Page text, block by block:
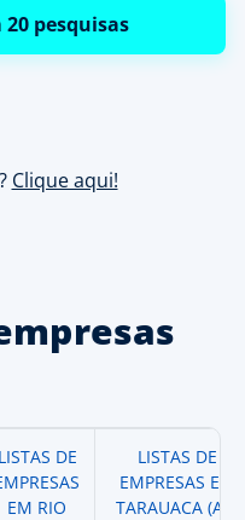
20 pesquisas
Clique aqui!
LISTAS DE
EM RIO
LISTAS DE
EMPRESAS EM
TARAUACA (AC)